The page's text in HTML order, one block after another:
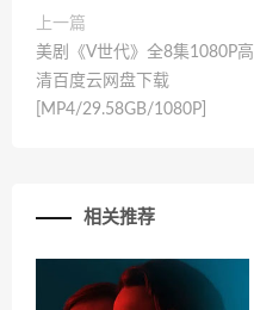
上一篇
美剧《V世代》全8集1080P高
清百度云网盘下载
[MP4/29.58GB/1080P]
相关推荐